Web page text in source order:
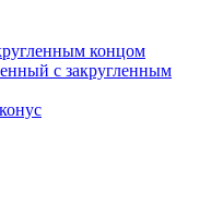
концом
c закругленным